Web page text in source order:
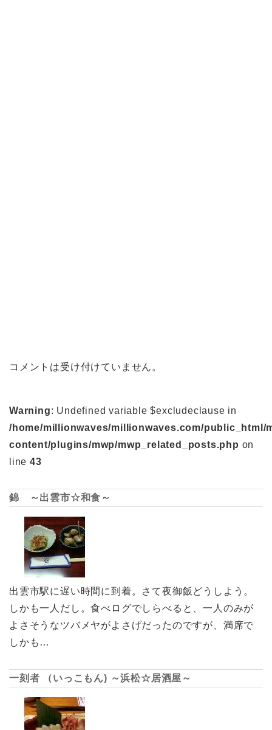
コメントは受け付けていません。
Warning: Undefined variable $excludeclause in
/home/millionwaves/millionwaves.com/public_html/
content/plugins/mwp/mwp_related_posts.php on
line 43
錦 ～出雲市☆和食～
出雲市駅に遅い時間に到着。さて夜御飯どうしよう。
しかも一人だし。食べログでしらべると、一人のみが
よさそうなツバメヤがよさげだったのですが、満席で
しかも…
一刻者 （いっこもん) ～浜松☆居酒屋～